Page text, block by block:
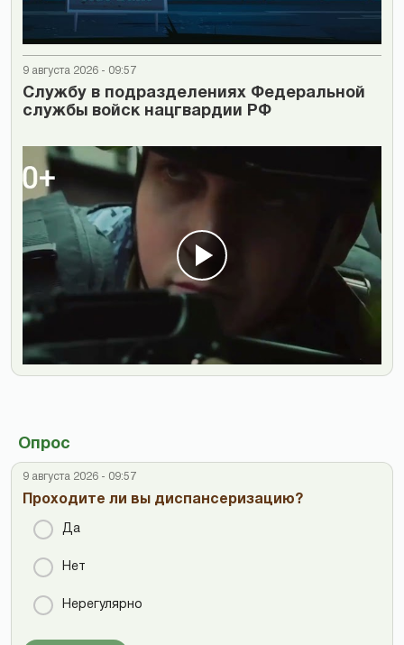
9 августа 2026 - 09:57
Cлужбу в подразделениях Федеральной
службы войск нацгвардии РФ
Опрос
9 августа 2026 - 09:57
Проходите ли вы диспансеризацию?
Да
Нет
Нерегулярно